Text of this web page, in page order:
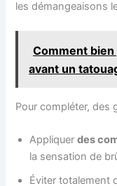
les démangeaisons
Comment
avant un
Pour compléter, des
Appliquerdes
la sensation de
Éviter totalement